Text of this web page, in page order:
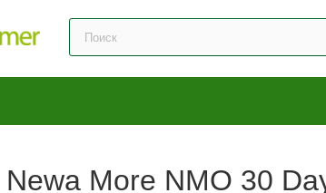
More NMO 30